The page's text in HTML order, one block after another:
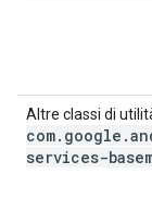
Altre classi di
com. google .
services-